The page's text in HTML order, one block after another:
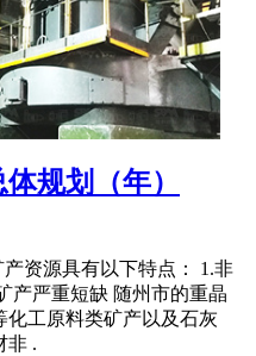
规划（年）
资源具有以下特点： 1.非
产严重短缺 随州市的重晶
工原料类矿产以及石灰
非 .